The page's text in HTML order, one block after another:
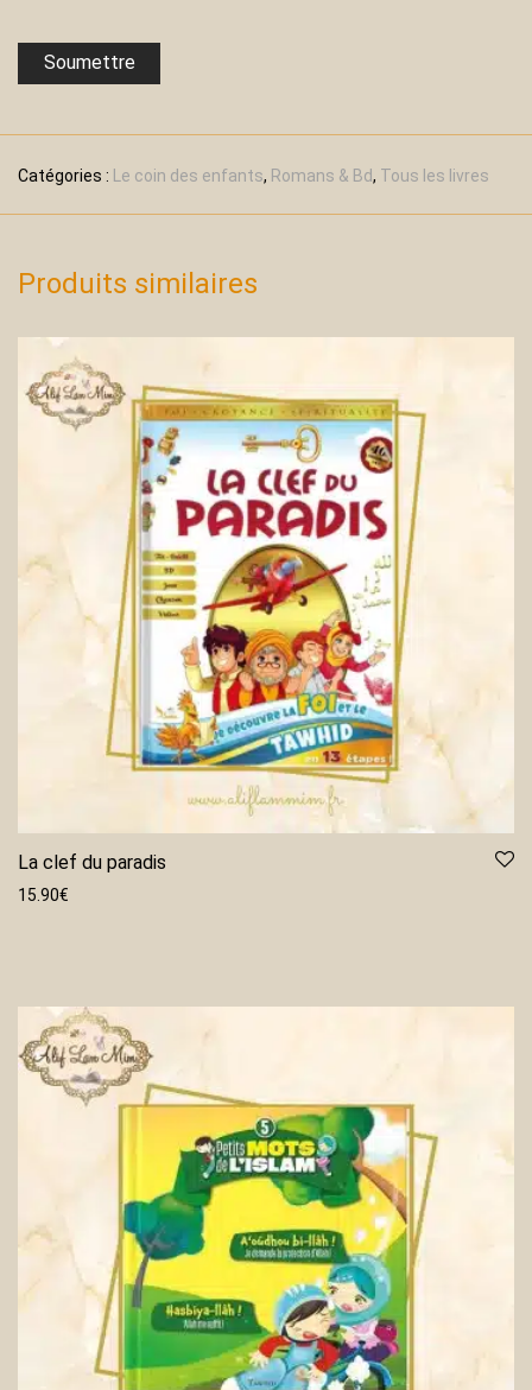
Catégories : Le coin des enfants, Romans & Bd, Tous les livres
Produits similaires
La clef du paradis
15.90€